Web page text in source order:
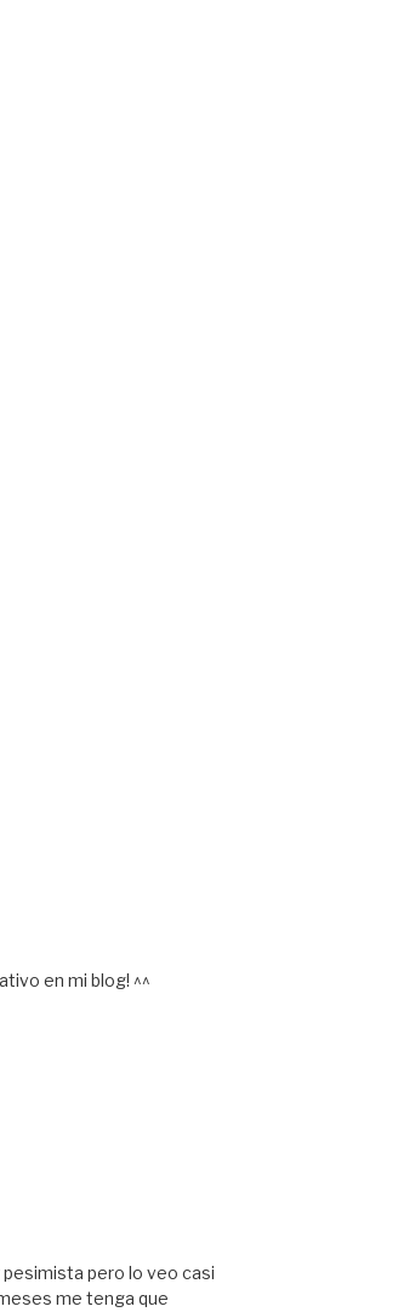
en mi blog! ^^
pero lo veo casi
me tenga que